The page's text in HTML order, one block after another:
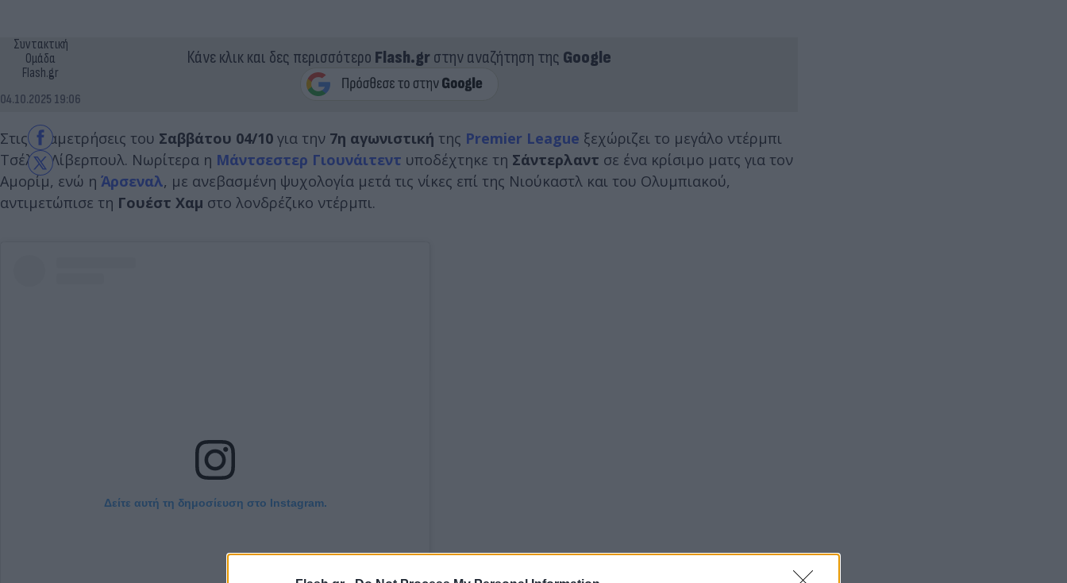
Συντακτική
Ομάδα
Flash.gr
04.10.2025 19:06
Κάνε κλικ και δες περισσότερο Flash.grστην αναζήτηση της Google
Στις αναμετρήσεις του Σαββάτου 04/10 για την 7η αγωνιστική της Premier League ξεχώριζει το μεγάλο ντέρμπι
Τσέλσι Λίβερπουλ. Νωρίτερα η Μάντσεστερ Γιουνάιτεντ υποδέχτηκε τη Σάντερλαντ σε ένα κρίσιμο ματς για τον
Αμορίμ, ενώ η Άρσεναλ, με ανεβασμένη ψυχολογία μετά τις νίκες επί της Νιούκαστλ και του Ολυμπιακού,
αντιμετώπισε τη Γουέστ Χαμ στο λονδρέζικο ντέρμπι.
Δείτε αυτή τη δημοσίευση στο Instagram.